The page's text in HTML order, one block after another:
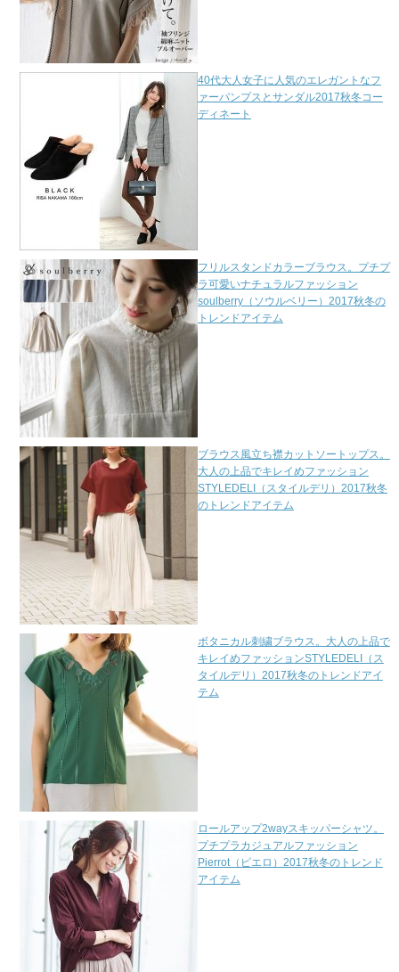
40代大人女子に人気のエレガントなフ
ァーパンプスとサンダル2017秋冬コー
ディネート
フリルスタンドカラーブラウス。プチプ
ラ可愛いナチュラルファッション
soulberry（ソウルベリー）2017秋冬の
トレンドアイテム
ブラウス風立ち襟カットソートップス。
大人の上品でキレイめファッション
STYLEDELI（スタイルデリ）2017秋冬
のトレンドアイテム
ボタニカル刺繍ブラウス。大人の上品で
キレイめファッションSTYLEDELI（ス
タイルデリ）2017秋冬のトレンドアイ
テム
ロールアップ2wayスキッパーシャツ。
プチプラカジュアルファッション
Pierrot（ピエロ）2017秋冬のトレンド
アイテム